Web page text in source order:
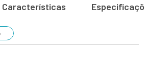
Características